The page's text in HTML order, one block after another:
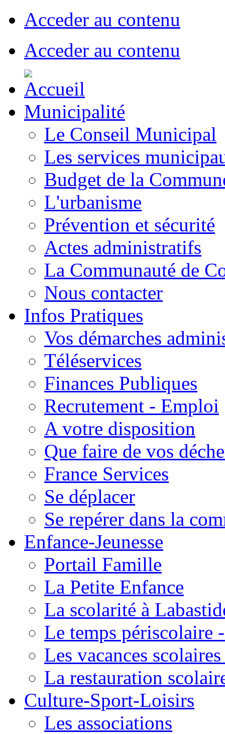
Acceder au contenu
Acceder au contenu
Municipalité
Le Conseil Municipal
Les services
Budget de la
L'urbanisme
Prévention et sécurité
Actes administratifs
La Communauté de
Nous contacter
Infos Pratiques
Vos démarches
Téléservices
Finances Publiques
Recrutement - Emploi
A votre disposition
Que faire de vos
France Services
Se déplacer
Se repérer dans la
Enfance-Jeunesse
Portail Famille
La Petite Enfance
La scolarité à
Le temps périscolaire
Les vacances
La restauration
Culture-Sport-Loisirs
Les associations